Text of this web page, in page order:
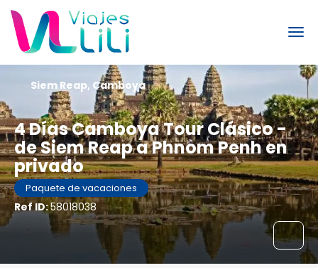
4 Días Camboya Tour Clásico -
de Siem Reap a Phnom Penh en
privado
Paquete de vacaciones
Ref ID:58018038
Siem Reap, Camboya